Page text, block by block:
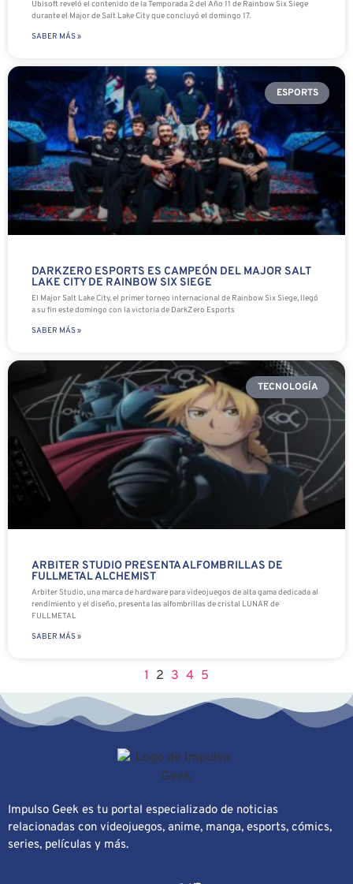
Ubisoft reveló el contenido de la Temporada 2 del Año 11 de Rainbow Six Siege
durante el Major de Salt Lake City que concluyó el domingo 17.
SABER MÁS »
ESPORTS
DARKZERO ESPORTS ES CAMPEÓN DEL MAJOR SALT
LAKE CITY DE RAINBOW SIX SIEGE
El Major Salt Lake City, el primer torneo internacional de Rainbow Six Siege, llegó
a su fin este domingo con la victoria de DarkZero Esports
SABER MÁS »
TECNOLOGÍA
ARBITER STUDIO PRESENTA ALFOMBRILLAS DE
FULLMETAL ALCHEMIST
Arbiter Studio, una marca de hardware para videojuegos de alta gama dedicada al
rendimiento y el diseño, presenta las alfombrillas de cristal LUNAR de
FULLMETAL
SABER MÁS »
1 2 3 4 5
Impulso Geek es tu portal especializado de noticias
relacionadas con videojuegos, anime, manga, esports, cómics,
series, películas y más.